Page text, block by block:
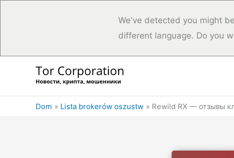
We've detected you might
different language. Do you
Dom Lista brokerów oszustw Rewild RX — отзывы